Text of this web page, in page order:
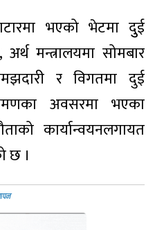
भएको भेटमा दुुई
मन्त्रालयमा सोमबार
र विगतमा दुई
अवसरमा भएका
कार्यान्वयनलगायत
छ ।